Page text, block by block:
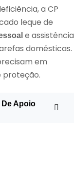
a CP
leque de
e assistência
domésticas.
em
proteção.
Apoio